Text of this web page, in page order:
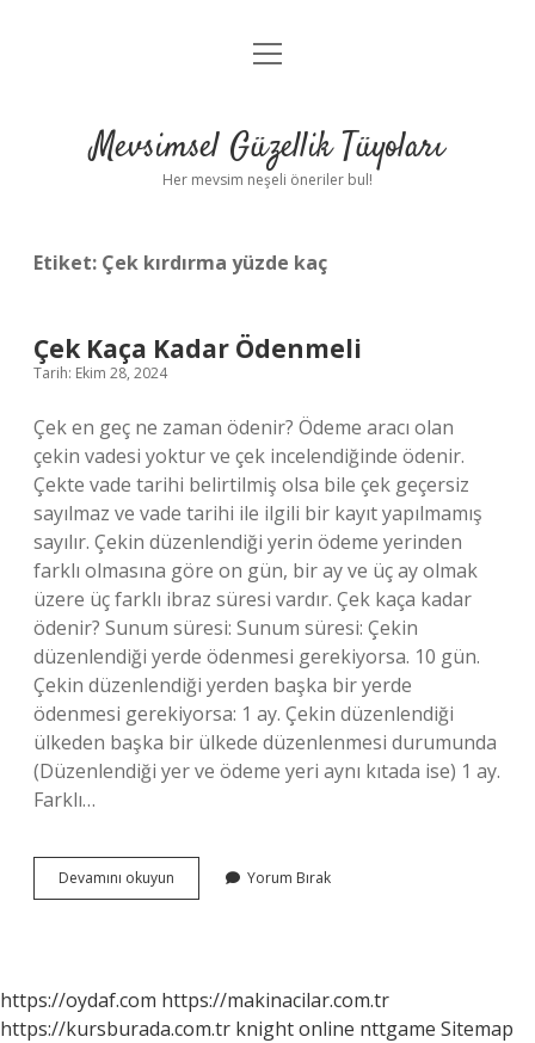
Anasayfa
Yasal Uyarı
menüyü
Mevsimsel Güzellik Tüyoları
Her mevsim neşeli öneriler bul!
Etiket: Çek kırdırma yüzde kaç
Çek Kaça Kadar Ödenmeli
Tarih: Ekim 28, 2024
Çek en geç ne zaman ödenir? Ödeme aracı olan
çekin vadesi yoktur ve çek incelendiğinde ödenir.
Çekte vade tarihi belirtilmiş olsa bile çek geçersiz
sayılmaz ve vade tarihi ile ilgili bir kayıt yapılmamış
sayılır. Çekin düzenlendiği yerin ödeme yerinden
farklı olmasına göre on gün, bir ay ve üç ay olmak
üzere üç farklı ibraz süresi vardır. Çek kaça kadar
ödenir? Sunum süresi: Sunum süresi: Çekin
düzenlendiği yerde ödenmesi gerekiyorsa. 10 gün.
Çekin düzenlendiği yerden başka bir yerde
ödenmesi gerekiyorsa: 1 ay. Çekin düzenlendiği
ülkeden başka bir ülkede düzenlenmesi durumunda
(Düzenlendiği yer ve ödeme yeri aynı kıtada ise) 1 ay.
Farklı…
Devamını okuyun
Kaça
Yorum Bırak
https://oydaf.com https://makinacilar.com.tr
https://kursburada.com.tr knight online nttgame Sitemap